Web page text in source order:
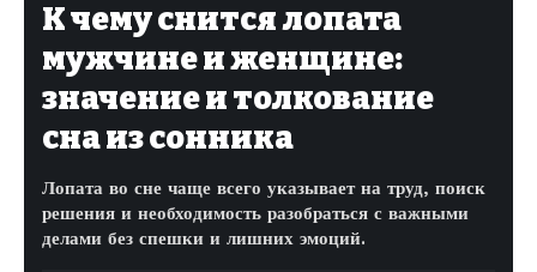
К чему снится лопата
мужчине и женщине:
значение и толкование
сна из сонника
Лопата во сне чаще всего указывает на труд, поиск
решения и необходимость разобраться с важными
делами без спешки и лишних эмоций.